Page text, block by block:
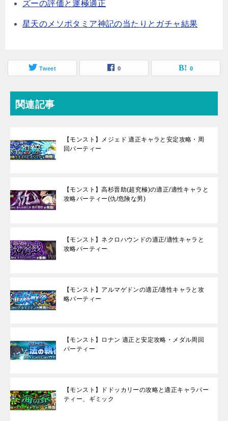
ズーの評価と運極適正
星天のメソポタミア神記の当たりとガチャ結果
Tweet 0 0
関連記事
【モンスト】メジェド 適正キャラと安定攻略・周
回パーティー
【モンスト】高杉晋助(超究極)の適正/適性キャラと
攻略パーティー(仇/危険な男)
【モンスト】ネクロハウンドの適正/適性キャラと
攻略パーティー
【モンスト】アルマゲドンの適正/適性キャラと攻
略パーティー
【モンスト】ロナン 適正と安定攻略・メダル周回
パーティー
【モンスト】ドドッカリーの攻略と適正キャラパー
ティー、ギミック